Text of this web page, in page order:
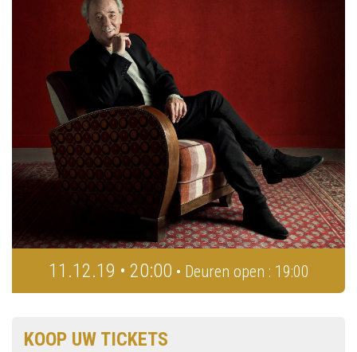
11.12.19 • 20:00 • Deuren open : 19:00
KOOP UW TICKETS